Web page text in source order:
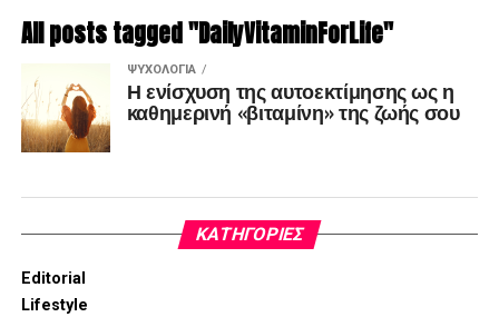
All posts tagged "DailyVitaminForLife"
ΨΥΧΟΛΟΓΊΑ
Η ενίσχυση της αυτοεκτίμησης ως η
καθημερινή «βιταμίνη» της ζωής σου
KΑΤΗΓΟΡΊΕΣ
Editorial
Lifestyle